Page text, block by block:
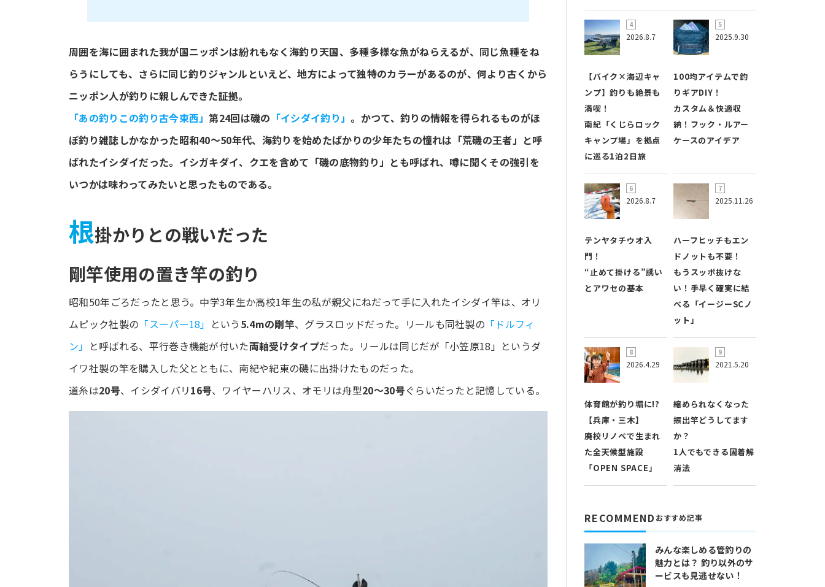
周囲を海に囲まれた我が国ニッポンは紛れもなく海釣り天国、多種多様な魚がねらえるが、同じ魚種をね
らうにしても、さらに同じ釣りジャンルといえど、地方によって独特のカラーがあるのが、何より古くから
ニッポン人が釣りに親しんできた証拠。
「あの釣りこの釣り古今東西」第24回は磯の 「イシダイ釣り」 。かつて、釣りの情報を得られるものがほ
ぼ釣り雑誌しかなかった昭和40～50年代、海釣りを始めたばかりの少年たちの憧れは「荒磯の王者」と呼
ばれたイシダイだった。イシガキダイ、クエを含めて「磯の底物釣り」とも呼ばれ、噂に聞くその強引を
いつかは味わってみたいと思ったものである。
根掛かりとの戦いだった
剛竿使用の置き竿の釣り
昭和50年ごろだったと思う。中学3年生か高校1年生の私が親父にねだって手に入れたイシダイ竿は、オリ
ムピック社製の 「スーパー18」 という 5.4mの剛竿、グラスロッドだった。リールも同社製の 「ドルフィ
ン」 と呼ばれる、平行巻き機能が付いた両軸受けタイプだった。リールは同じだが「小笠原18」というダ
イワ社製の竿を購入した父とともに、南紀や紀東の磯に出掛けたものだった。
道糸は20号、イシダイバリ16号、ワイヤーハリス、オモリは舟型20～30号ぐらいだったと記憶している。
2026.8.7
【バイク×海辺キャ
ンプ】釣りも絶景も
満喫！
南紀「くじらロック
キャンプ場」を拠点
に巡る1泊2日旅
2025.9.30
100均アイテムで釣
りギアDIY！
カスタム＆快適収
納！フック・ルアー
ケースのアイデア
2026.8.7
テンヤタチウオ入
門！
“止めて掛ける”誘い
とアワセの基本
2025.11.26
ハーフヒッチもエン
ドノットも不要！
もうスッポ抜けな
い！手早く確実に結
べる「イージーSCノ
ット」
2026.4.29
体育館が釣り堀に!?
【兵庫・三木】
廃校リノベで生まれ
た全天候型施設
「OPEN SPACE」
2021.5.20
縮められなくなった
振出竿どうしてます
か？
1人でもできる固着解
消法
RECOMMEND おすすめ記事
みんな楽しめる管釣りの
魅力とは？ 釣り以外のサ
ービスも見逃せない！